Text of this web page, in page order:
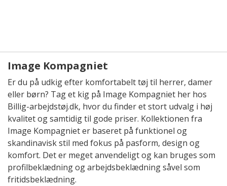
Image Kompagniet
Er du på udkig efter komfortabelt tøj til herrer, damer
eller børn? Tag et kig på Image Kompagniet her hos
Billig-arbejdstøj.dk, hvor du finder et stort udvalg i høj
kvalitet og samtidig til gode priser. Kollektionen fra
Image Kompagniet er baseret på funktionel og
skandinavisk stil med fokus på pasform, design og
komfort. Det er meget anvendeligt og kan bruges som
profilbeklædning og arbejdsbeklædning såvel som
fritidsbeklædning.